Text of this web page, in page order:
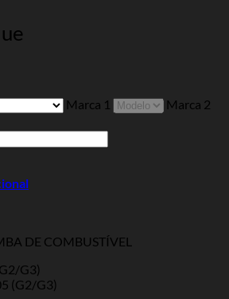
Marca 1 Marca 2
DE COMBUSTÍVEL
G3)
(G2/G3)